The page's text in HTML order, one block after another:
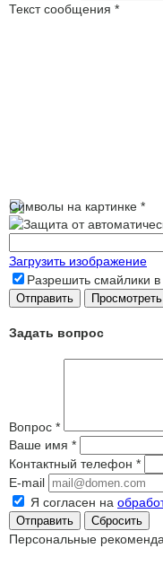
Текст сообщения *
Символы на картинке *
Загрузить изображение
Разрешить смайлики
Задать вопрос
Вопрос *
Ваше имя *
Контактный телефон *
E-mail
Я согласен на
Сбросить
Персональные